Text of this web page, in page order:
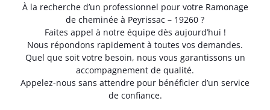
À la recherche d’un professionnel pour votre Ramonage
de cheminée à Peyrissac – 19260 ?
Faites appel à notre équipe dès aujourd’hui !
Nous répondons rapidement à toutes vos demandes.
Quel que soit votre besoin, nous vous garantissons un
accompagnement de qualité.
Appelez-nous sans attendre pour bénéficier d’un service
de confiance.